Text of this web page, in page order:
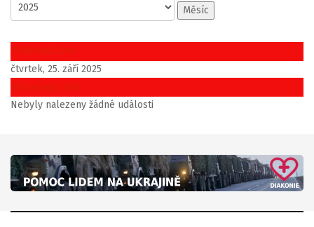
Měsíc
Předchozí den
čtvrtek, 25. září 2025
Následující den
Nebyly nalezeny žádné události